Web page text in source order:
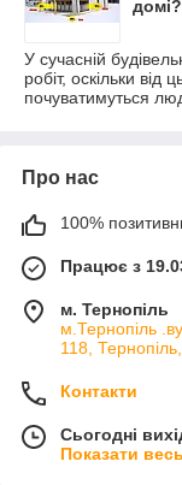
домі?
У сучасній
робіт, оскільки від
почуватимуться
Про нас
100%
Працює з
м. Тернопіль
м.Тернопіль
118,
Контакти
Сьогодні
Показати